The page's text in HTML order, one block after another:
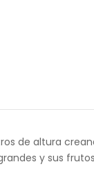
de altura
y sus